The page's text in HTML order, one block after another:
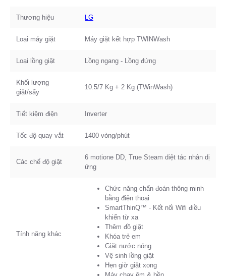
Thương hiệu LG
Loại máy giặt Máy giặt kết hợp TWINWash
Loại lồng giặt Lồng ngang - Lồng đứng
Khối lượng
giặt/sấy
10.5/7 Kg + 2 Kg (TWinWash)
Tiết kiệm điện Inverter
Tốc độ quay vắt 1400 vòng/phút
Các chế độ giặt
6 motione DD, True Steam diệt tác nhân dị
ứng
Tính năng khác
Chức năng chẩn đoán thông minh
bằng điện thoại
SmartThinQ™ - Kết nối Wifi điều
khiển từ xa
Thêm đồ giặt
Khóa trẻ em
Giặt nước nóng
Vệ sinh lồng giặt
Hẹn giờ giặt xong